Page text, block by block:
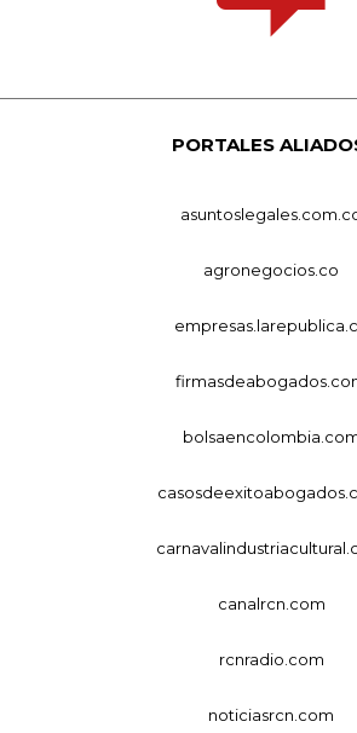
PORTALES
agronegocios.co
canalrcn.com
rcnradio.com
noticiasrcn.com